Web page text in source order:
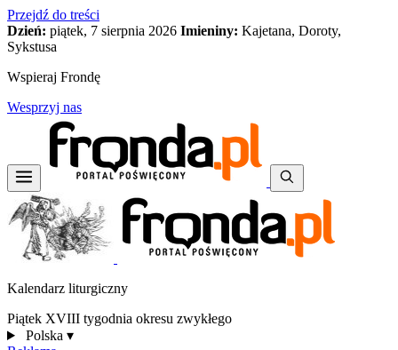
Przejdź do treści
Dzień: piątek, 7 sierpnia 2026 Imieniny: Kajetana, Doroty,
Sykstusa
Wspieraj Frondę
Wesprzyj nas
Kalendarz liturgiczny
Piątek XVIII tygodnia okresu zwykłego
Polska ▾